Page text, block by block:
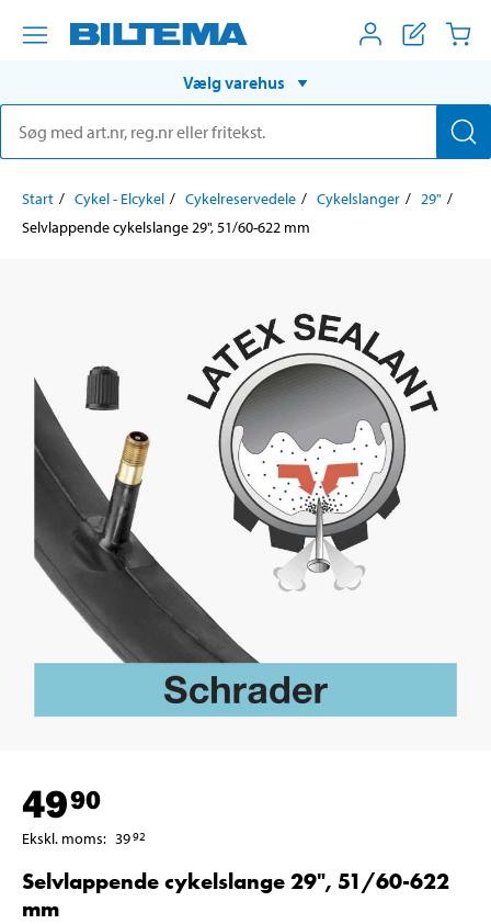
Vælg varehus
Start Cykel - Elcykel Cykelreservedele Cykelslanger
29"
Selvlappende cykelslange 29", 51/60-622 mm
4990
Ekskl. moms: 3992
Selvlappende cykelslange 29", 51/60-622
mm